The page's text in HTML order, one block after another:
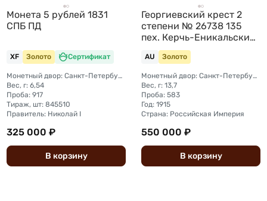
Монета 5 рублей 1831
СПБ ПД
XF Золото Сертификат
Монетный двор: Санкт-Петербургский монетный двор
Вес, г: 6,54
Проба: 917
Тираж, шт: 845510
Правитель: Николай I
325 000 ₽
В корзину
Георгиевский крест 2
степени № 26738 135
пех. Керчь-Еникальский
полк
AU Золото
Монетный двор: Санкт-Петербургский
Вес, г: 13,7
Проба: 583
Год: 1915
Страна: Российская Империя
550 000 ₽
В корзину